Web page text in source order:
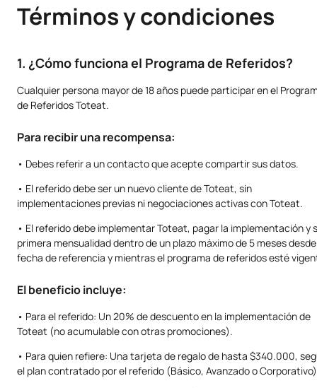
Términos y condiciones
1. ¿Cómo funciona el Programa de Referidos?
Cualquier persona mayor de 18 años puede participar en el
de Referidos Toteat.
Para recibir una recompensa:
• Debes referir a un contacto que acepte compartir sus datos.
• El referido debe ser un nuevo cliente de Toteat, sin
implementaciones previas ni negociaciones activas con Toteat.
• El referido debe implementar Toteat, pagar la implementación y
primera mensualidad dentro de un plazo máximo de 5 meses
fecha de referencia y mientras el programa de referidos esté
El beneficio incluye:
• Para el referido: Un 20% de descuento en la implementación de
Toteat (no acumulable con otras promociones).
• Para quien refiere: Una tarjeta de regalo de hasta $340.000,
el plan contratado por el referido (Básico, Avanzado o